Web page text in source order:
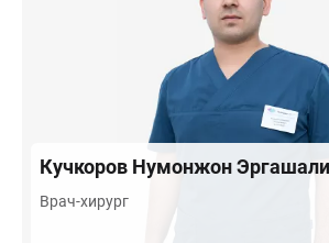
Кучкоров Нумонжон
Врач-хирург